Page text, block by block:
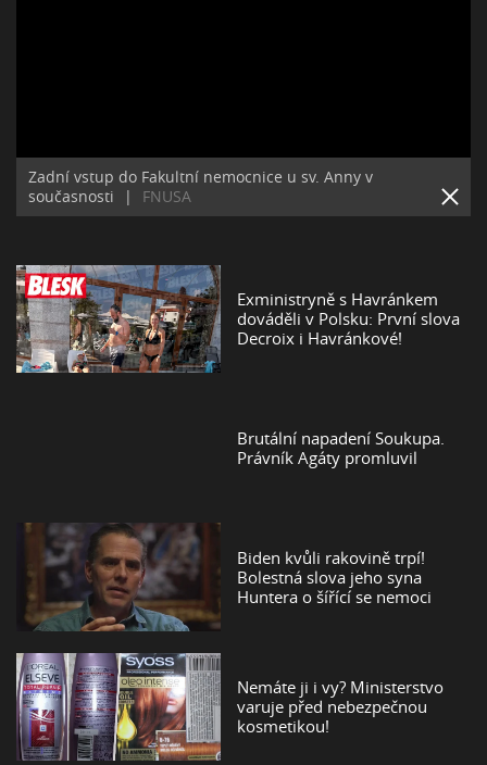
Zadní vstup do Fakultní nemocnice u sv. Anny v
současnosti
| FNUSA
Exministryně s Havránkem
dováděli v Polsku: První slova
Decroix i Havránkové!
Brutální napadení Soukupa.
Právník Agáty promluvil
Biden kvůli rakovině trpí!
Bolestná slova jeho syna
Huntera o šířící se nemoci
Nemáte ji i vy? Ministerstvo
varuje před nebezpečnou
kosmetikou!